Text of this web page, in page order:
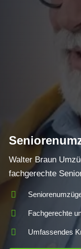
Walter Braun
fachgerechte
Fachgerechte
Umfassendes